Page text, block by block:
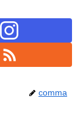
comma